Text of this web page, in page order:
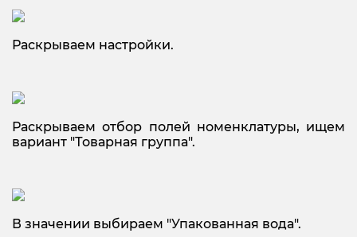
Раскрываем настройки.
Раскрываем отбор полей номенклатуры, ищем
вариант "Товарная группа".
В значении выбираем "Упакованная вода".